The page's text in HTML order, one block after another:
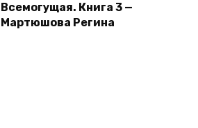
Всемогущая. Книга 3 —
Мартюшова Регина